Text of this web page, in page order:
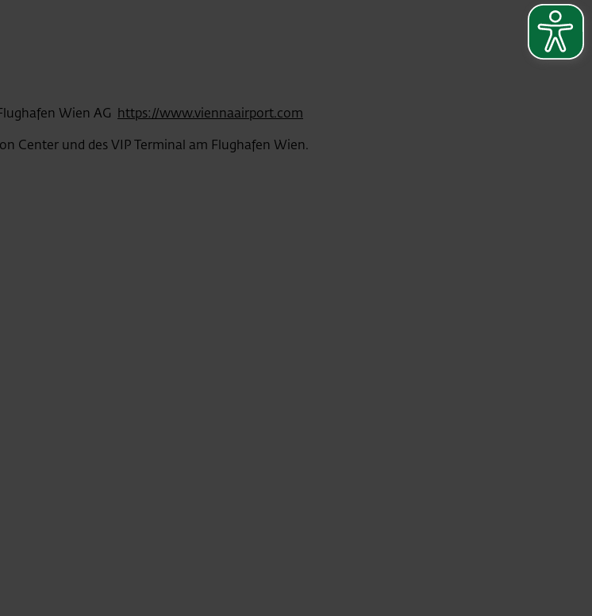
Wien AG https://www.viennaairport.com
Center und des VIP Terminal am Flughafen Wien.